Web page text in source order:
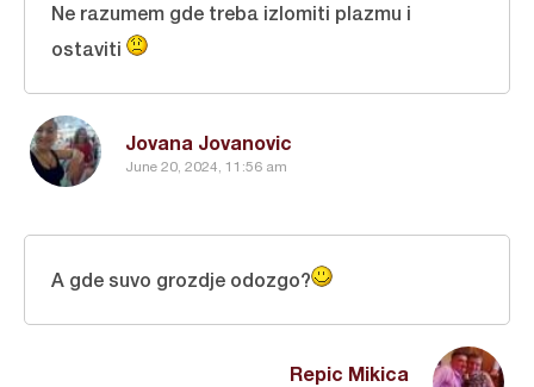
Jovana Jovanovic
June 20, 2024, 11:56 am
Ne razumem gde treba izlomiti plazmu i
ostaviti
Repic Mikica
A gde suvo grozdje odozgo?